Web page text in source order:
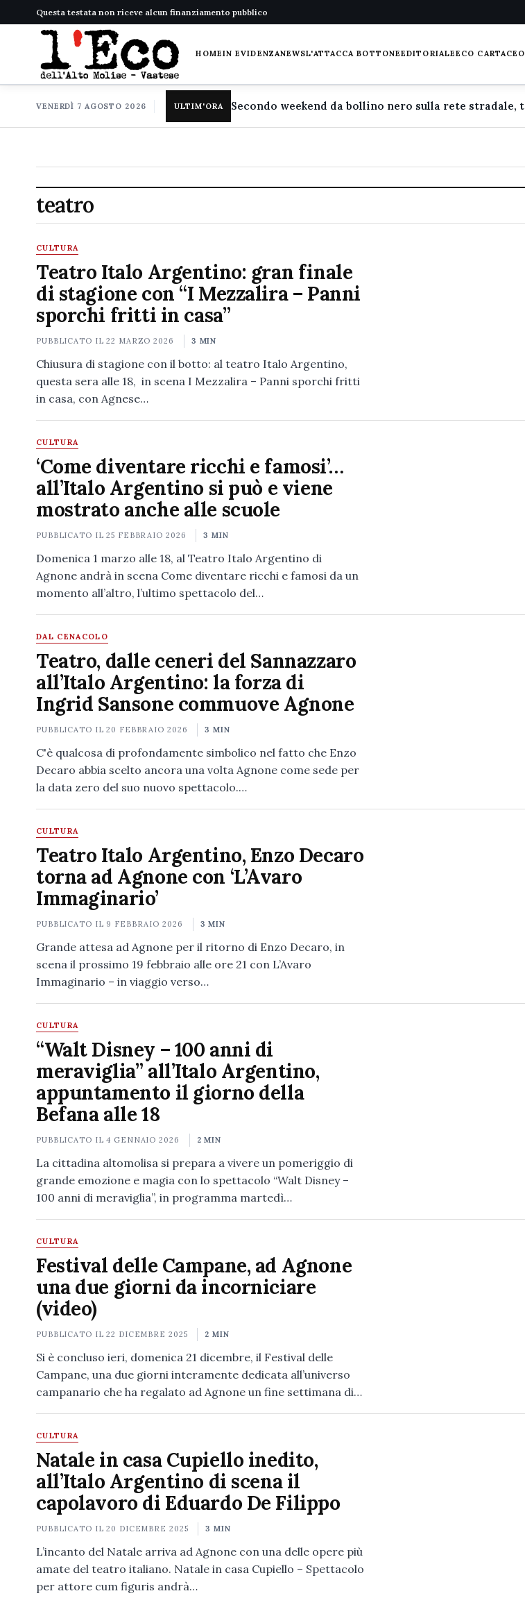
Questa testata non riceve alcun finanziamento pubblico
HOMEIN EVIDENZANEWSL'ATTACCA BOTTONEEDITORIALEECO CARTACEO
VENERDÌ 7 AGOSTO 2026 ULTIM'ORA
teatro
CULTURA
Teatro Italo Argentino: gran finale
di stagione con “I Mezzalira – Panni
sporchi fritti in casa”
PUBBLICATO IL22 MARZO 2026 3 MIN
Chiusura di stagione con il botto: al teatro Italo Argentino,
questa sera alle 18, in scena I Mezzalira – Panni sporchi fritti
in casa, con Agnese…
CULTURA
‘Come diventare ricchi e famosi’…
all’Italo Argentino si può e viene
mostrato anche alle scuole
PUBBLICATO IL25 FEBBRAIO 2026 3 MIN
Domenica 1 marzo alle 18, al Teatro Italo Argentino di
Agnone andrà in scena Come diventare ricchi e famosi da un
momento all’altro, l’ultimo spettacolo del…
DAL CENACOLO
Teatro, dalle ceneri del Sannazzaro
all’Italo Argentino: la forza di
Ingrid Sansone commuove Agnone
PUBBLICATO IL20 FEBBRAIO 2026 3 MIN
C'è qualcosa di profondamente simbolico nel fatto che Enzo
Decaro abbia scelto ancora una volta Agnone come sede per
la data zero del suo nuovo spettacolo.…
CULTURA
Teatro Italo Argentino, Enzo Decaro
torna ad Agnone con ‘L’Avaro
Immaginario’
PUBBLICATO IL 9 FEBBRAIO 2026 3 MIN
Grande attesa ad Agnone per il ritorno di Enzo Decaro, in
scena il prossimo 19 febbraio alle ore 21 con L’Avaro
Immaginario – in viaggio verso…
CULTURA
“Walt Disney – 100 anni di
meraviglia” all’Italo Argentino,
appuntamento il giorno della
Befana alle 18
PUBBLICATO IL4 GENNAIO 2026 2 MIN
La cittadina altomolisa si prepara a vivere un pomeriggio di
grande emozione e magia con lo spettacolo “Walt Disney –
100 anni di meraviglia”, in programma martedì…
CULTURA
Festival delle Campane, ad Agnone
una due giorni da incorniciare
(video)
PUBBLICATO IL22 DICEMBRE 2025 2 MIN
Si è concluso ieri, domenica 21 dicembre, il Festival delle
Campane, una due giorni interamente dedicata all’universo
campanario che ha regalato ad Agnone un fine settimana di…
CULTURA
Natale in casa Cupiello inedito,
all’Italo Argentino di scena il
capolavoro di Eduardo De Filippo
PUBBLICATO IL20 DICEMBRE 2025 3 MIN
L’incanto del Natale arriva ad Agnone con una delle opere più
amate del teatro italiano. Natale in casa Cupiello – Spettacolo
per attore cum figuris andrà…